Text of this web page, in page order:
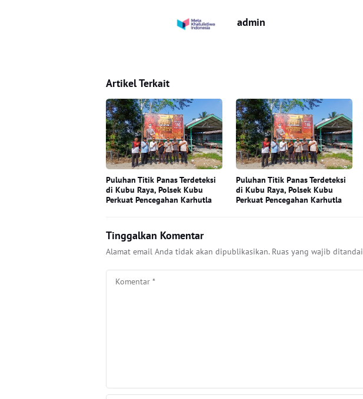
admin
Artikel Terkait
Puluhan Titik Panas Terdeteksi
di Kubu Raya, Polsek Kubu
Perkuat Pencegahan Karhutla
Puluhan Titik Panas Terdeteksi
di Kubu Raya, Polsek Kubu
Perkuat Pencegahan Karhutla
Tinggalkan Komentar
Alamat email Anda tidak akan dipublikasikan. Ruas yang wajib ditandai